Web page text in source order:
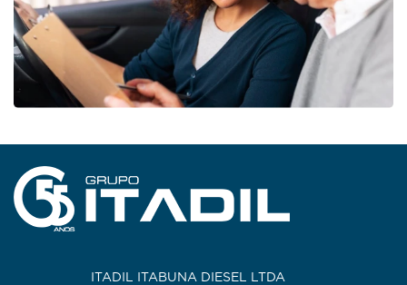
ITADIL ITABUNA DIESEL LTDA